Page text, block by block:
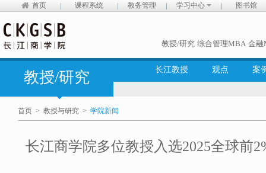
首页 课程系统 教务管理 学习中心 图书馆
教授/研究 综合管理MBA 金融
教授/研究 长江教授 观点 案
首页 > 教授与研究 > 学院新闻
长江商学院多位教授入选2025全球前